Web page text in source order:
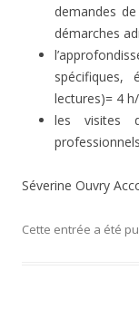
demandes
démarches
spécifiques,
lectures)= 4
les visites
Séverine Ouvry
Cette entrée a été